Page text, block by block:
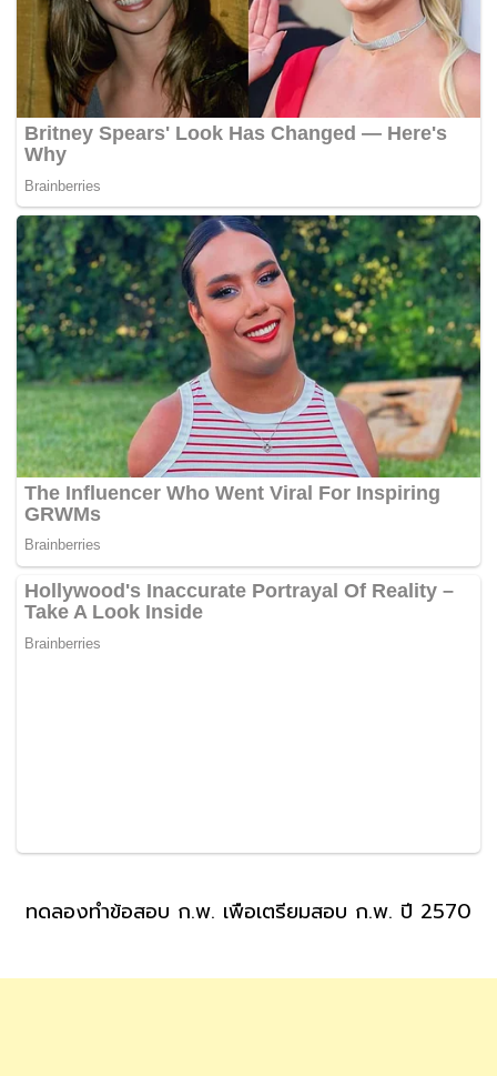
ทดลองทำข้อสอบ ก.พ. เพื่อเตรียมสอบ ก.พ. ปี 2570